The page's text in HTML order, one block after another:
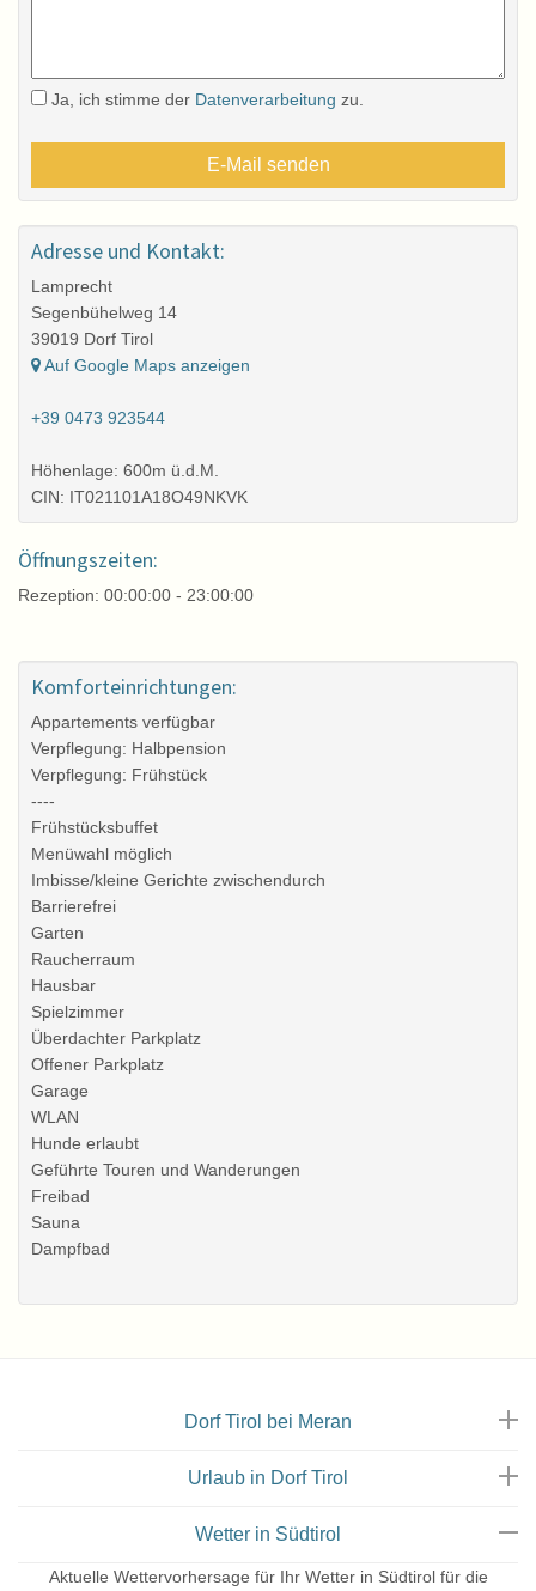
Ja, ich stimme der Datenverarbeitung zu.
Adresse und Kontakt:
Lamprecht
Segenbühelweg 14
39019 Dorf Tirol
Auf Google Maps anzeigen
+39 0473 923544
Höhenlage: 600m ü.d.M.
CIN: IT021101A18O49NKVK
Öffnungszeiten:
Rezeption: 00:00:00 - 23:00:00
Komforteinrichtungen:
Appartements verfügbar
Verpflegung: Halbpension
Verpflegung: Frühstück
----
Frühstücksbuffet
Menüwahl möglich
Imbisse/kleine Gerichte zwischendurch
Barrierefrei
Garten
Raucherraum
Hausbar
Spielzimmer
Überdachter Parkplatz
Offener Parkplatz
Garage
WLAN
Hunde erlaubt
Geführte Touren und Wanderungen
Freibad
Sauna
Dampfbad
Dorf Tirol bei Meran
Urlaub in Dorf Tirol
Wetter in Südtirol
Aktuelle Wettervorhersage für Ihr Wetter in Südtirol für die